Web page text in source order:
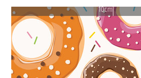
10cm